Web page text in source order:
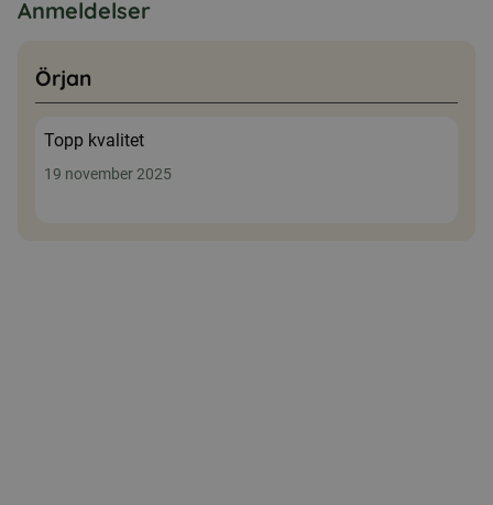
Anmeldelser
Örjan
Topp kvalitet
19 november 2025